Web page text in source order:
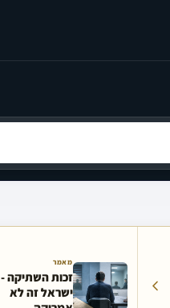
מאמר
זכות השתיקה -
ישראל זה לא